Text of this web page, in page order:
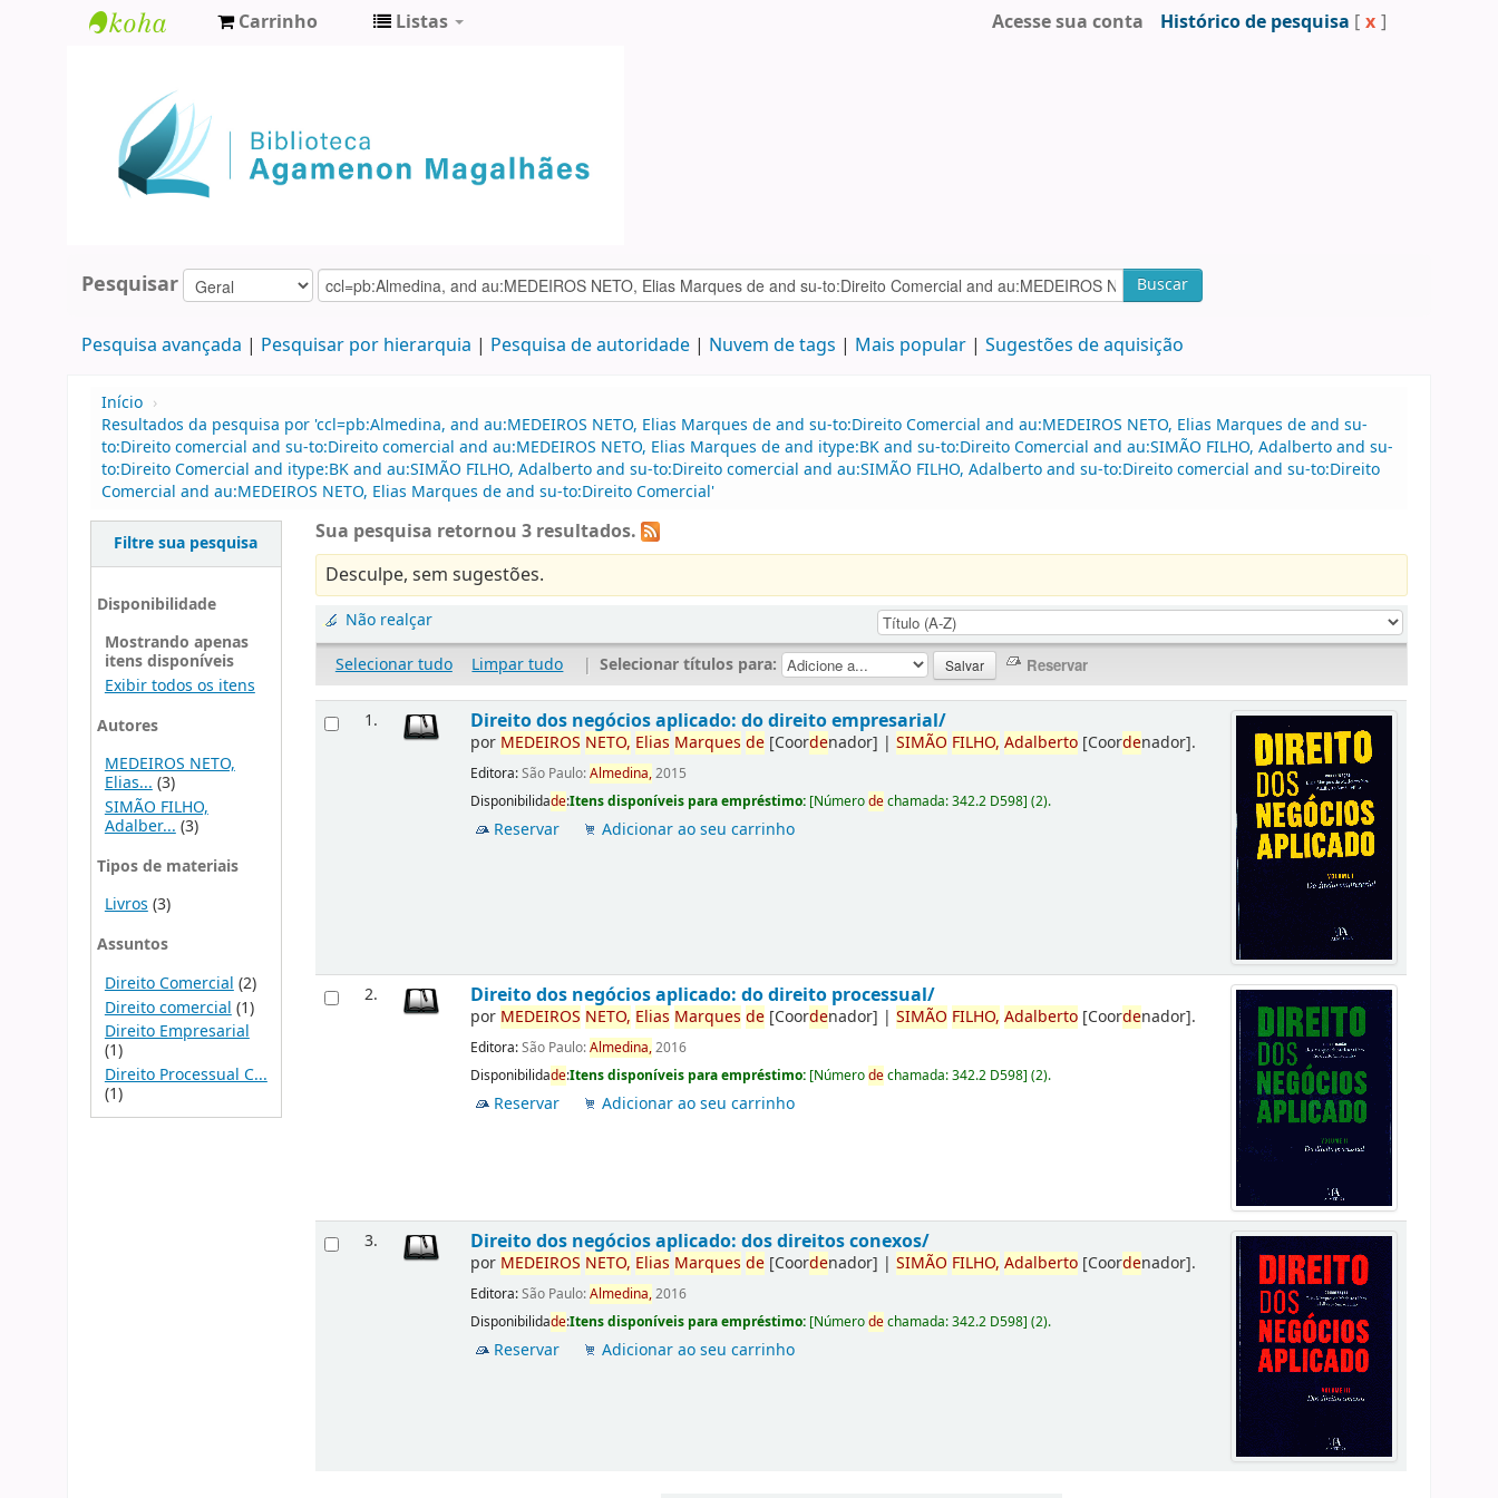
Agamenon
Magalhães
Carrinho Listas Acesse sua conta Histórico de pesquisa [ x ]
Pesquisar Buscar
Pesquisa avançada Pesquisar por hierarquia Pesquisa de autoridade Nuvem de tags Mais popular Sugestões de aquisição
Início ›
Resultados da pesquisa por 'ccl=pb:Almedina, and au:MEDEIROS NETO, Elias Marques de and su-to:Direito Comercial and au:MEDEIROS NETO, Elias Marques de and su-
to:Direito comercial and su-to:Direito comercial and au:MEDEIROS NETO, Elias Marques de and itype:BK and su-to:Direito Comercial and au:SIMÃO FILHO, Adalberto and su-
to:Direito Comercial and itype:BK and au:SIMÃO FILHO, Adalberto and su-to:Direito comercial and au:SIMÃO FILHO, Adalberto and su-to:Direito comercial and su-to:Direito
Comercial and au:MEDEIROS NETO, Elias Marques de and su-to:Direito Comercial'
Filtre sua pesquisa
Disponibilidade
Mostrando apenas
itens disponíveis
Exibir todos os itens
Autores
MEDEIROS NETO,
Elias...(3)
SIMÃO FILHO,
Adalber... (3)
Tipos de materiais
Livros(3)
Assuntos
Direito Comercial (2)
Direito comercial (1)
Direito Empresarial
(1)
Direito Processual C...
(1)
Sua pesquisa retornou 3 resultados.
Desculpe, sem sugestões.
Não realçar
Selecionar tudo
Limpar tudo | Selecionar títulos para:
1. Direito dos negócios aplicado: do direito empresarial/
por MEDEIROS NETO, Elias Marques de [Coordenador] |SIMÃO FILHO, Adalberto [Coordenador].
Editora:São Paulo:Almedina,2015
Disponibilidade:Itens disponíveis para empréstimo: [Númerodechamada:342.2 D598](2).
Reservar Adicionar ao seu carrinho
2. Direito dos negócios aplicado: do direito processual/
por MEDEIROS NETO, Elias Marques de [Coordenador] |SIMÃO FILHO, Adalberto [Coordenador].
Editora:São Paulo:Almedina,2016
Disponibilidade:Itens disponíveis para empréstimo: [Númerodechamada:342.2 D598](2).
Reservar Adicionar ao seu carrinho
3. Direito dos negócios aplicado: dos direitos conexos/
por MEDEIROS NETO, Elias Marques de [Coordenador] |SIMÃO FILHO, Adalberto [Coordenador].
Editora:São Paulo:Almedina,2016
Disponibilidade:Itens disponíveis para empréstimo: [Númerodechamada:342.2 D598](2).
Reservar Adicionar ao seu carrinho